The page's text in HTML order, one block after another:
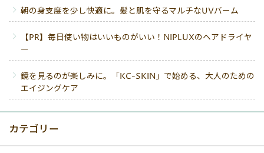
朝の身支度を少し快適に。髪と肌を守るマルチなUVバーム
【PR】毎日使い物はいいものがいい！NIPLUXのヘアドライヤ
ー
鏡を見るのが楽しみに。「KC-SKIN」で始める、大人のための
エイジングケア
カテゴリー